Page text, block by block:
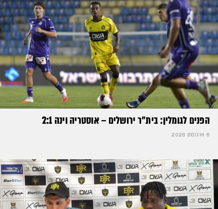
הפנים לגומלין: בית״ר ירושלים – אוסטריה וינה 2:1
6 אוגוסט 2026